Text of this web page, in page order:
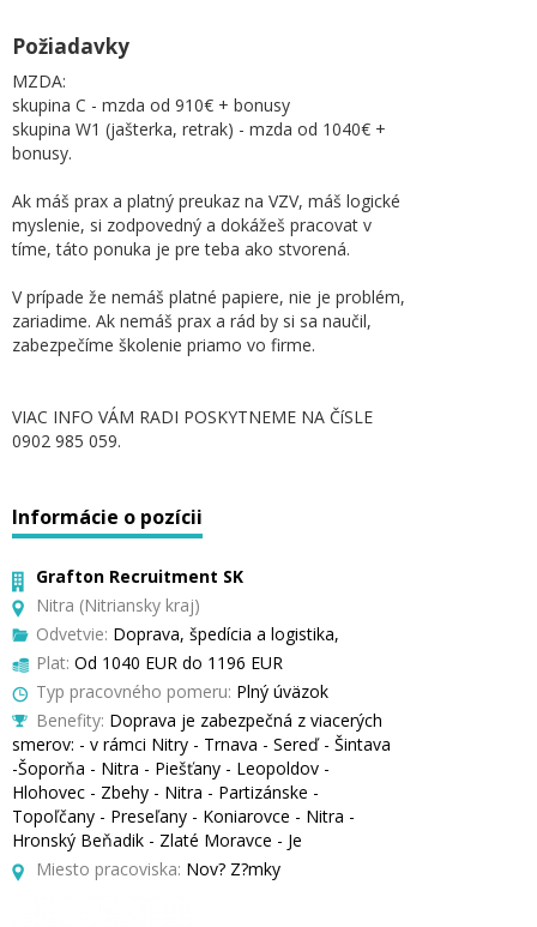
Požiadavky
MZDA:
skupina C - mzda od 910€ + bonusy
skupina W1 (jašterka, retrak) - mzda od 1040€ +
bonusy.
Ak máš prax a platný preukaz na VZV, máš logické
myslenie, si zodpovedný a dokážeš pracovat v
tíme, táto ponuka je pre teba ako stvorená.
V prípade že nemáš platné papiere, nie je problém,
zariadime. Ak nemáš prax a rád by si sa naučil,
zabezpečíme školenie priamo vo firme.
VIAC INFO VÁM RADI POSKYTNEME NA ČíSLE
0902 985 059.
Informácie o pozícii
Grafton Recruitment SK
Nitra (Nitriansky kraj)
Odvetvie: Doprava, špedícia a logistika,
Plat: Od 1040 EUR do 1196 EUR
Typ pracovného pomeru: Plný úväzok
Benefity: Doprava je zabezpečná z viacerých
smerov: - v rámci Nitry - Trnava - Sereď - Šintava
-Šoporňa - Nitra - Piešťany - Leopoldov -
Hlohovec - Zbehy - Nitra - Partizánske -
Topoľčany - Preseľany - Koniarovce - Nitra -
Hronský Beňadik - Zlaté Moravce - Je
Miesto pracoviska: Nov? Z?mky